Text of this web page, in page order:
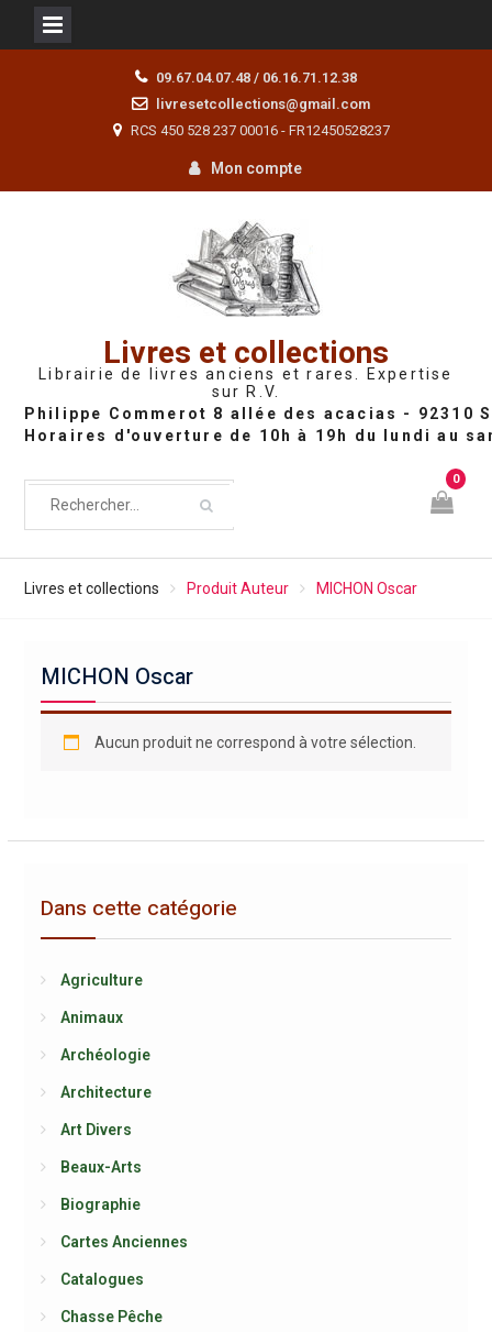
09.67.04.07.48 / 06.16.71.12.38
livresetcollections@gmail.com
RCS 450 528 237 00016 - FR12450528237
Mon compte
Livres et collections
Librairie de livres anciens et rares. Expertise
sur R.V.
0
Livres et collections Produit Auteur MICHON Oscar
MICHON Oscar
Aucun produit ne correspond à votre sélection.
Dans cette catégorie
Agriculture
Animaux
Archéologie
Architecture
Art Divers
Beaux-Arts
Biographie
Cartes Anciennes
Catalogues
Chasse Pêche